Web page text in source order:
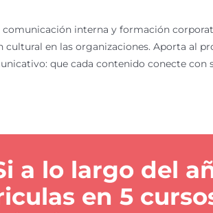
comunicación interna y formación
cultural en las organizaciones. Aporta al
que cada contenido conecte con
a lo largo del
en 5